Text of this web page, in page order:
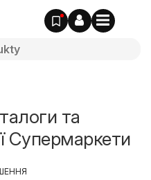
та
Супермаркети